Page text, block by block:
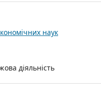
наук
діяльність